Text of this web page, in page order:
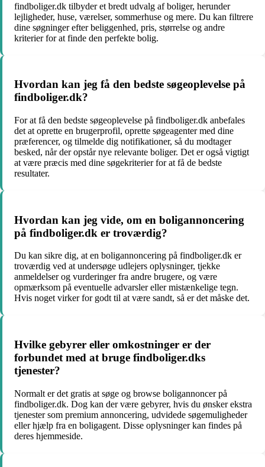
findboliger.dk tilbyder et bredt udvalg af boliger, herunder
lejligheder, huse, værelser, sommerhuse og mere. Du kan filtrere
dine søgninger efter beliggenhed, pris, størrelse og andre
kriterier for at finde den perfekte bolig.
Hvordan kan jeg få den bedste søgeoplevelse på
findboliger.dk?
For at få den bedste søgeoplevelse på findboliger.dk anbefales
det at oprette en brugerprofil, oprette søgeagenter med dine
præferencer, og tilmelde dig notifikationer, så du modtager
besked, når der opstår nye relevante boliger. Det er også vigtigt
at være præcis med dine søgekriterier for at få de bedste
resultater.
Hvordan kan jeg vide, om en boligannoncering
på findboliger.dk er troværdig?
Du kan sikre dig, at en boligannoncering på findboliger.dk er
troværdig ved at undersøge udlejers oplysninger, tjekke
anmeldelser og vurderinger fra andre brugere, og være
opmærksom på eventuelle advarsler eller mistænkelige tegn.
Hvis noget virker for godt til at være sandt, så er det måske det.
Hvilke gebyrer eller omkostninger er der
forbundet med at bruge findboliger.dks
tjenester?
Normalt er det gratis at søge og browse boligannoncer på
findboliger.dk. Dog kan der være gebyrer, hvis du ønsker ekstra
tjenester som premium annoncering, udvidede søgemuligheder
eller hjælp fra en boligagent. Disse oplysninger kan findes på
deres hjemmeside.